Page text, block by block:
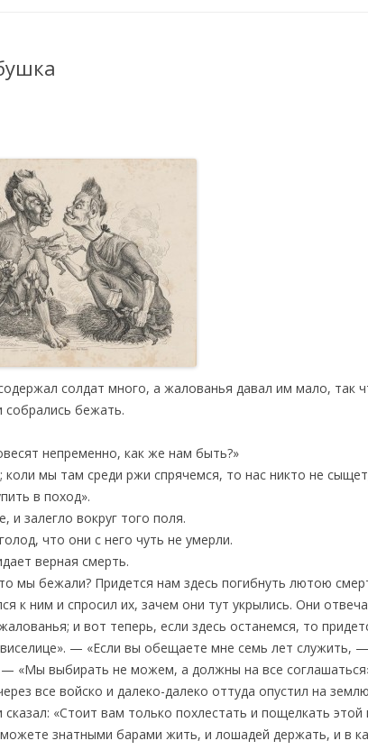
солдат много, а жалованья давал им мало, так
собрались бежать.
непременно, как же нам быть?»
мы там среди ржи спрячемся, то нас никто не
в поход».
и залегло вокруг того поля.
что они с него чуть не умерли.
верная смерть.
мы бежали? Придется нам здесь погибнуть лютою
к ним и спросил их, зачем они тут укрылись. Они
и вот теперь, если здесь останемся, то
— «Если вы обещаете мне семь лет служить,
— «Мы выбирать не можем, а должны на все
все войско и далеко-далеко оттуда опустил на
«Стоит вам только похлестать и пощелкать
знатными барами жить, и лошадей держать, и в